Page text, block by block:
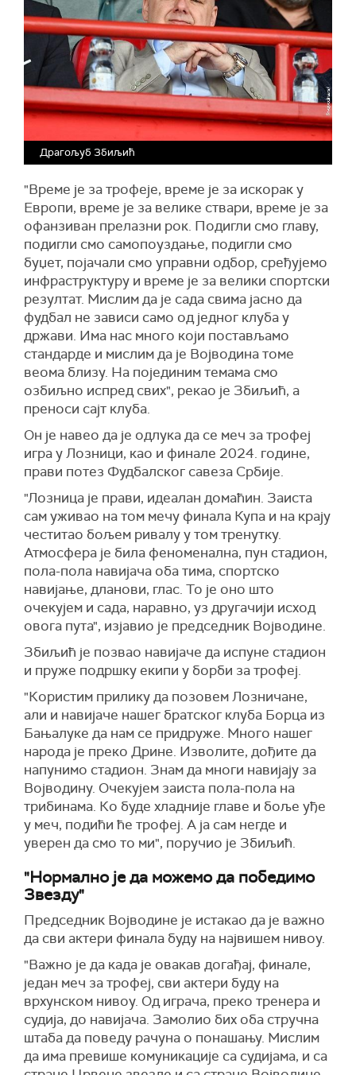
Драгољуб Збиљић
"Време је за трофеје, време је за искорак у
Европи, време је за велике ствари, време је за
офанзиван прелазни рок. Подигли смо главу,
подигли смо самопоуздање, подигли смо
буџет, појачали смо управни одбор, сређујемо
инфраструктуру и време је за велики спортски
резултат. Мислим да је сада свима јасно да
фудбал не зависи само од једног клуба у
држави. Има нас много који постављамо
стандарде и мислим да је Војводина томе
веома близу. На појединим темама смо
озбиљно испред свих", рекао је Збиљић, а
преноси сајт клуба.
Он је навео да је одлука да се меч за трофеј
игра у Лозници, као и финале 2024. године,
прави потез Фудбалског савеза Србије.
"Лозница је прави, идеалан домаћин. Заиста
сам уживао на том мечу финала Купа и на крају
честитао бољем ривалу у том тренутку.
Атмосфера је била феноменална, пун стадион,
пола-пола навијача оба тима, спортско
навијање, дланови, глас. То је оно што
очекујем и сада, наравно, уз другачији исход
овога пута", изјавио је председник Војводине.
Збиљић је позвао навијаче да испуне стадион
и пруже подршку екипи у борби за трофеј.
"Користим прилику да позовем Лозничане,
али и навијаче нашег братског клуба Борца из
Бањалуке да нам се придруже. Много нашег
народа је преко Дрине. Изволите, дођите да
напунимо стадион. Знам да многи навијају за
Војводину. Очекујем заиста пола-пола на
трибинама. Ко буде хладније главе и боље уђе
у меч, подићи ће трофеј. А ја сам негде и
уверен да смо то ми", поручио је Збиљић.
"Нормално је да можемо да победимо
Звезду"
Председник Војводине је истакао да је важно
да сви актери финала буду на највишем нивоу.
"Важно је да када је овакав догађај, финале,
један меч за трофеј, сви актери буду на
врхунском нивоу. Од играча, преко тренера и
судија, до навијача. Замолио бих оба стручна
штаба да поведу рачуна о понашању. Мислим
да има превише комуникације са судијама, и са